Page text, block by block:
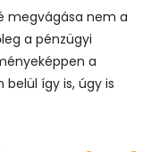
megvágása nem a
a pénzügyi
a
belül így is, úgy is